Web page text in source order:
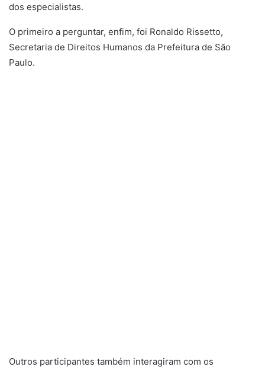
dos especialistas.
O primeiro a perguntar, enfim, foi Ronaldo Rissetto,
Secretaria de Direitos Humanos da Prefeitura de São
Paulo.
Outros participantes também interagiram com os